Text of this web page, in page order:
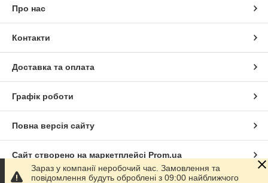
Про нас
Контакти
Доставка та оплата
Графік роботи
Повна версія сайту
Сайт створено на маркетплейсі Prom.ua
Зараз у компанії неробочий час. Замовлення та
повідомлення будуть оброблені з 09:00 найближчого